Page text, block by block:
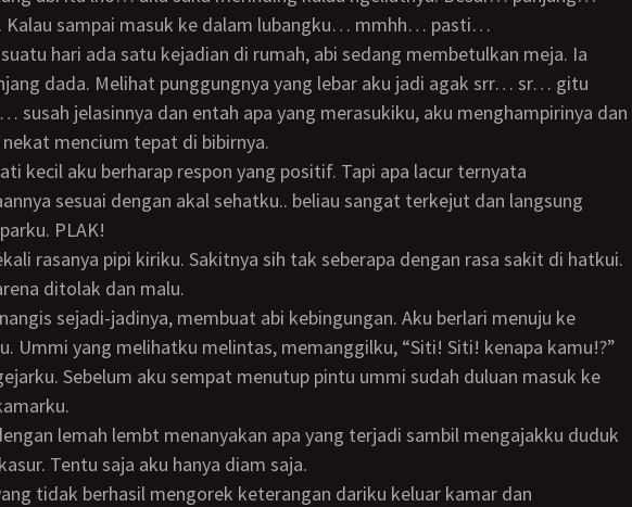
Kalau sampai masuk ke dalam lubangku… mmhh… pasti…
dada. Melihat punggungnya yang lebar aku jadi agak srr… sr… gitu
susah jelasinnya dan entah apa yang merasukiku, aku menghampirinya dan
mencium tepat di bibirnya.
sesuai dengan akal sehatku.. beliau sangat terkejut dan langsung
PLAK!
ditolak dan malu.
Ummi yang melihatku melintas, memanggilku, “Siti! Siti! kenapa kamu!?”
Sebelum aku sempat menutup pintu ummi sudah duluan masuk ke
Tentu saja aku hanya diam saja.